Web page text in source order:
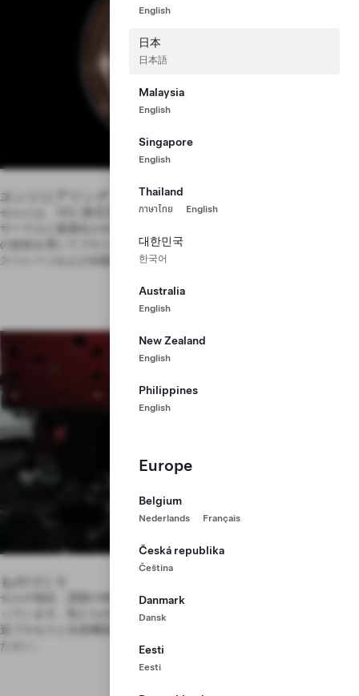
English
日本
日本語
Malaysia
English
Singapore
English
Thailand
ภาษาไทย English
대한민국
한국어
Australia
English
New Zealand
English
Philippines
English
Europe
Belgium
Nederlands Français
Česká republika
Čeština
Danmark
Dansk
Eesti
Eesti
エンジニアリング
セルとは、1日に数百万規模で製造できるように設計された電気化学、
サーマルに最適化されたミクロンスケールの機械システムです。最先端
の技術を用いてプロトタイプを自社の施設で製造、検証し、エネルギー
ストレージおよび自動車向けのセル技術の未来を開拓していきます。
ものづくり
セルの場合、課題の90％以上が製造システムの設計と立ち上げにかか
っています。私たちの機器設計チーム、製造チームと力を合わせて、製
造プロセスと生産機器を見直し、テラワット規模の生産達成にご協力く
ださい。